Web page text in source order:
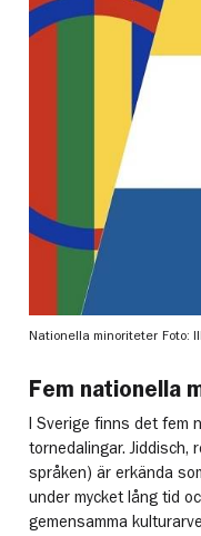
Nationella minoriteter Foto:
Fem nationella
I Sverige finns det fem
tornedalingar. Jiddisch,
språken) är erkända
under mycket lång tid
gemensamma